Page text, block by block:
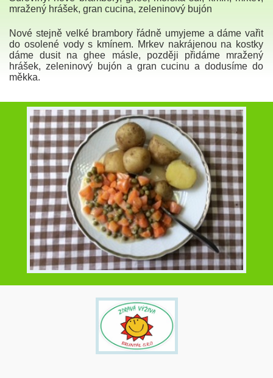
mražený hrášek, gran cucina, zeleninový bujón
Nové stejně velké brambory řádně umyjeme a dáme vařit
do osolené vody s kmínem. Mrkev nakrájenou na kostky
dáme dusit na ghee másle, později přidáme mražený
hrášek, zeleninový bujón a gran cucinu a dodusíme do
měkka.